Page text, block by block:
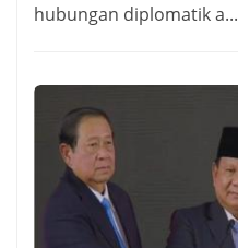
hubungan diplomatik a...